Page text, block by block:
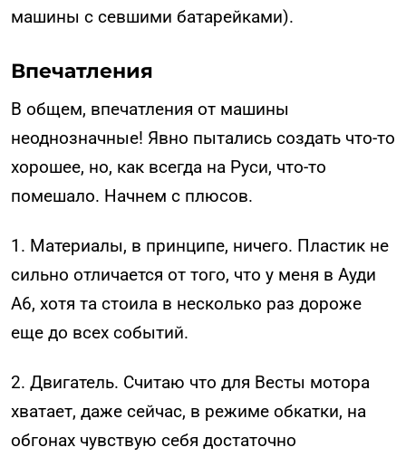
машины с севшими батарейками).
Впечатления
В общем, впечатления от машины
неоднозначные! Явно пытались создать что-то
хорошее, но, как всегда на Руси, что-то
помешало. Начнем с плюсов.
1. Материалы, в принципе, ничего. Пластик не
сильно отличается от того, что у меня в Ауди
А6, хотя та стоила в несколько раз дороже
еще до всех событий.
2. Двигатель. Считаю что для Весты мотора
хватает, даже сейчас, в режиме обкатки, на
обгонах чувствую себя достаточно